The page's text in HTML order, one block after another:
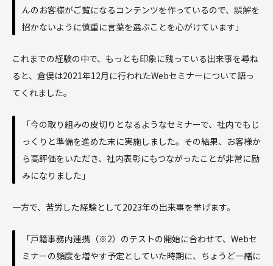
んのお客様がご覧になるコンテンツを作っているので、誤解を
招かないように慎重に言葉を選ぶことを心がけています」
これまでの経験の中で、もっとも印象に残っている出来事を尋ね
ると、倉俣は2021年12月に行われたWebセミナーについて語っ
てくれました。
「今の取り組みの皮切りとなるようなセミナーで、社内でもじ
っくりと準備を進めた末に実施しました。その結果、お客様か
ら高評価をいただき、社内表彰にもつながったことが非常に励
みになりました」
一方で、苦労した経験として2023年の出来事を挙げます。
「戸籍事務内連携（※2）のテストの開始に合わせて、Webセ
ミナーの頻度を増やす予定としていた時期に、ちょうど一緒に